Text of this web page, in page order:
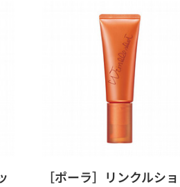
［ポーラ］リンクルシ